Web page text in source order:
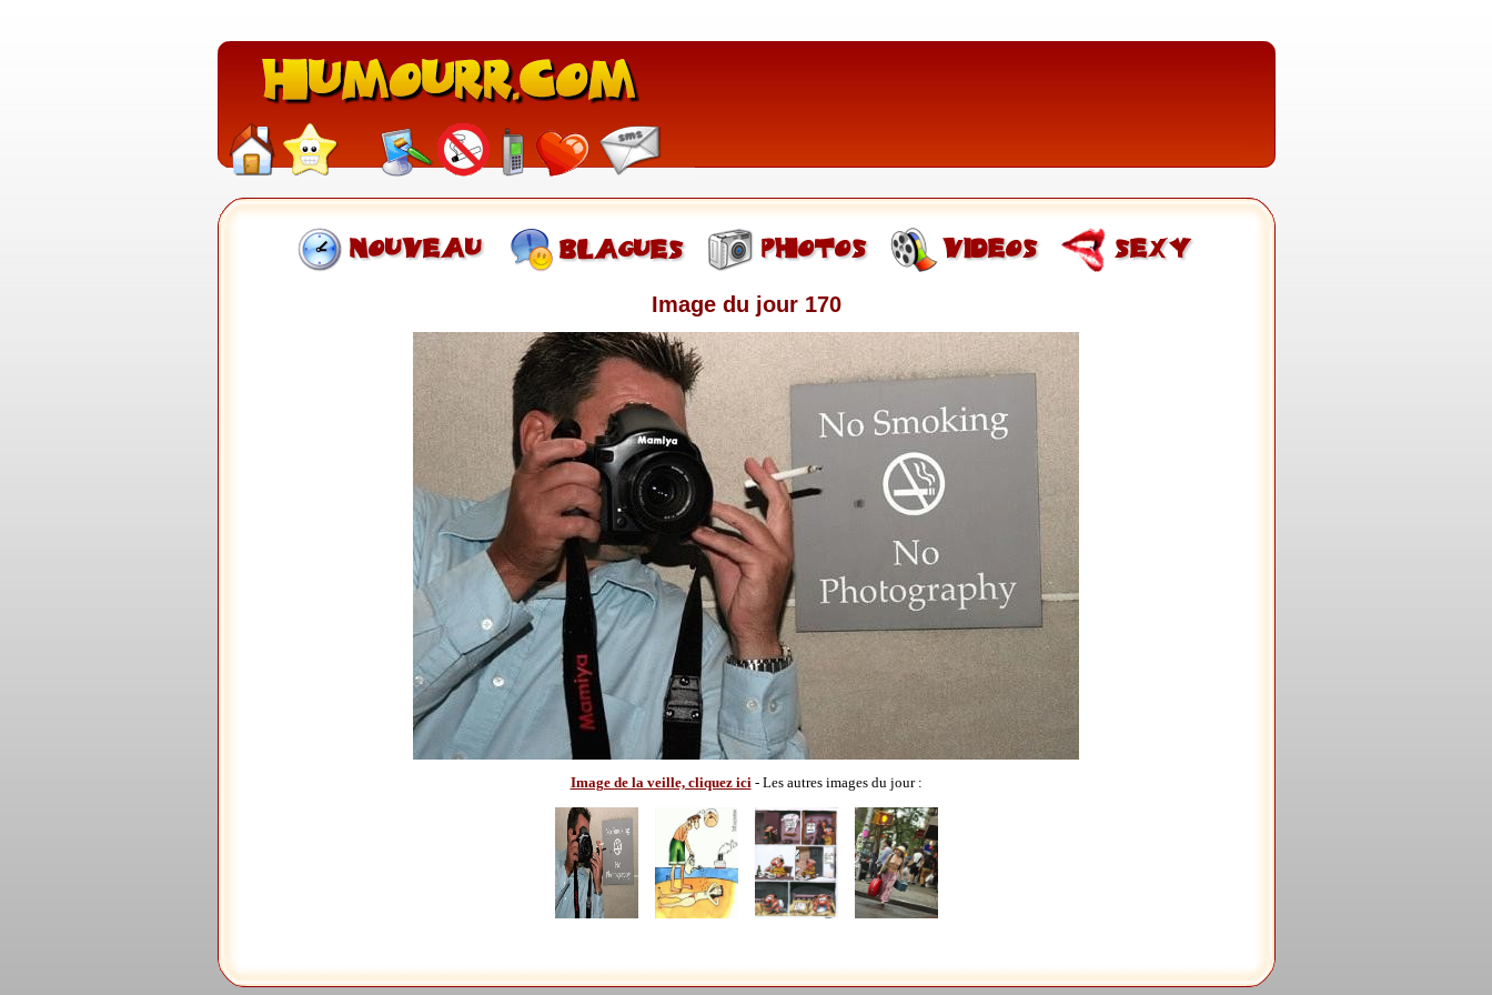
Image du jour 170
Image de la veille, cliquez ici- Les autres images du jour :